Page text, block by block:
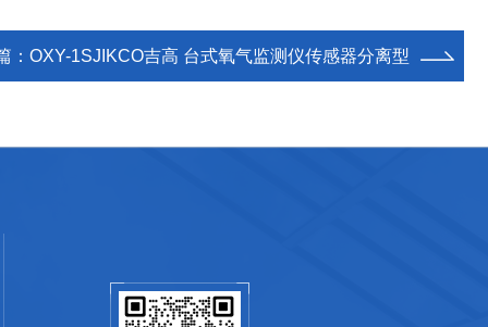
： OXY-1SJIKCO吉高 台式氧气监测仪传感器分离型